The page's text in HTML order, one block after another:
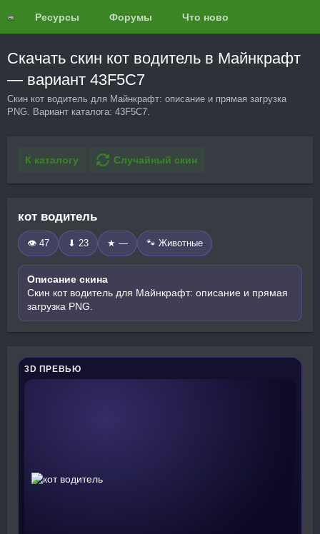
Ресурсы Форумы Что нового?
Скачать скин кот водитель в Майнкрафт
— вариант 43F5C7
Скин кот водитель для Майнкрафт: описание и прямая загрузка
PNG. Вариант каталога: 43F5C7.
К каталогу Случайный скин
кот водитель
👁 47 ⬇ 23 ★ — 🐾 Животные
Описание скина
Скин кот водитель для Майнкрафт: описание и прямая
загрузка PNG.
3D ПРЕВЬЮ